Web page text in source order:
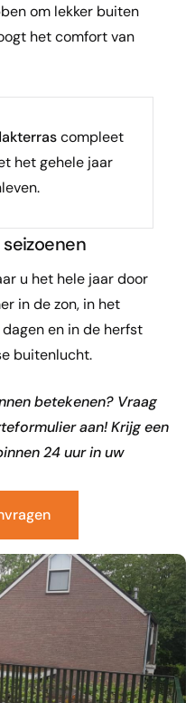
om lekker buiten
het comfort van
compleet
het gehele jaar
u het hele jaar door
in de zon, in het
en in de herfst
buitenlucht.
betekenen? Vraag
aan! Krijg een
24 uur in uw